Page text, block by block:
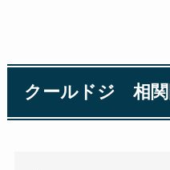
クールドジ 相